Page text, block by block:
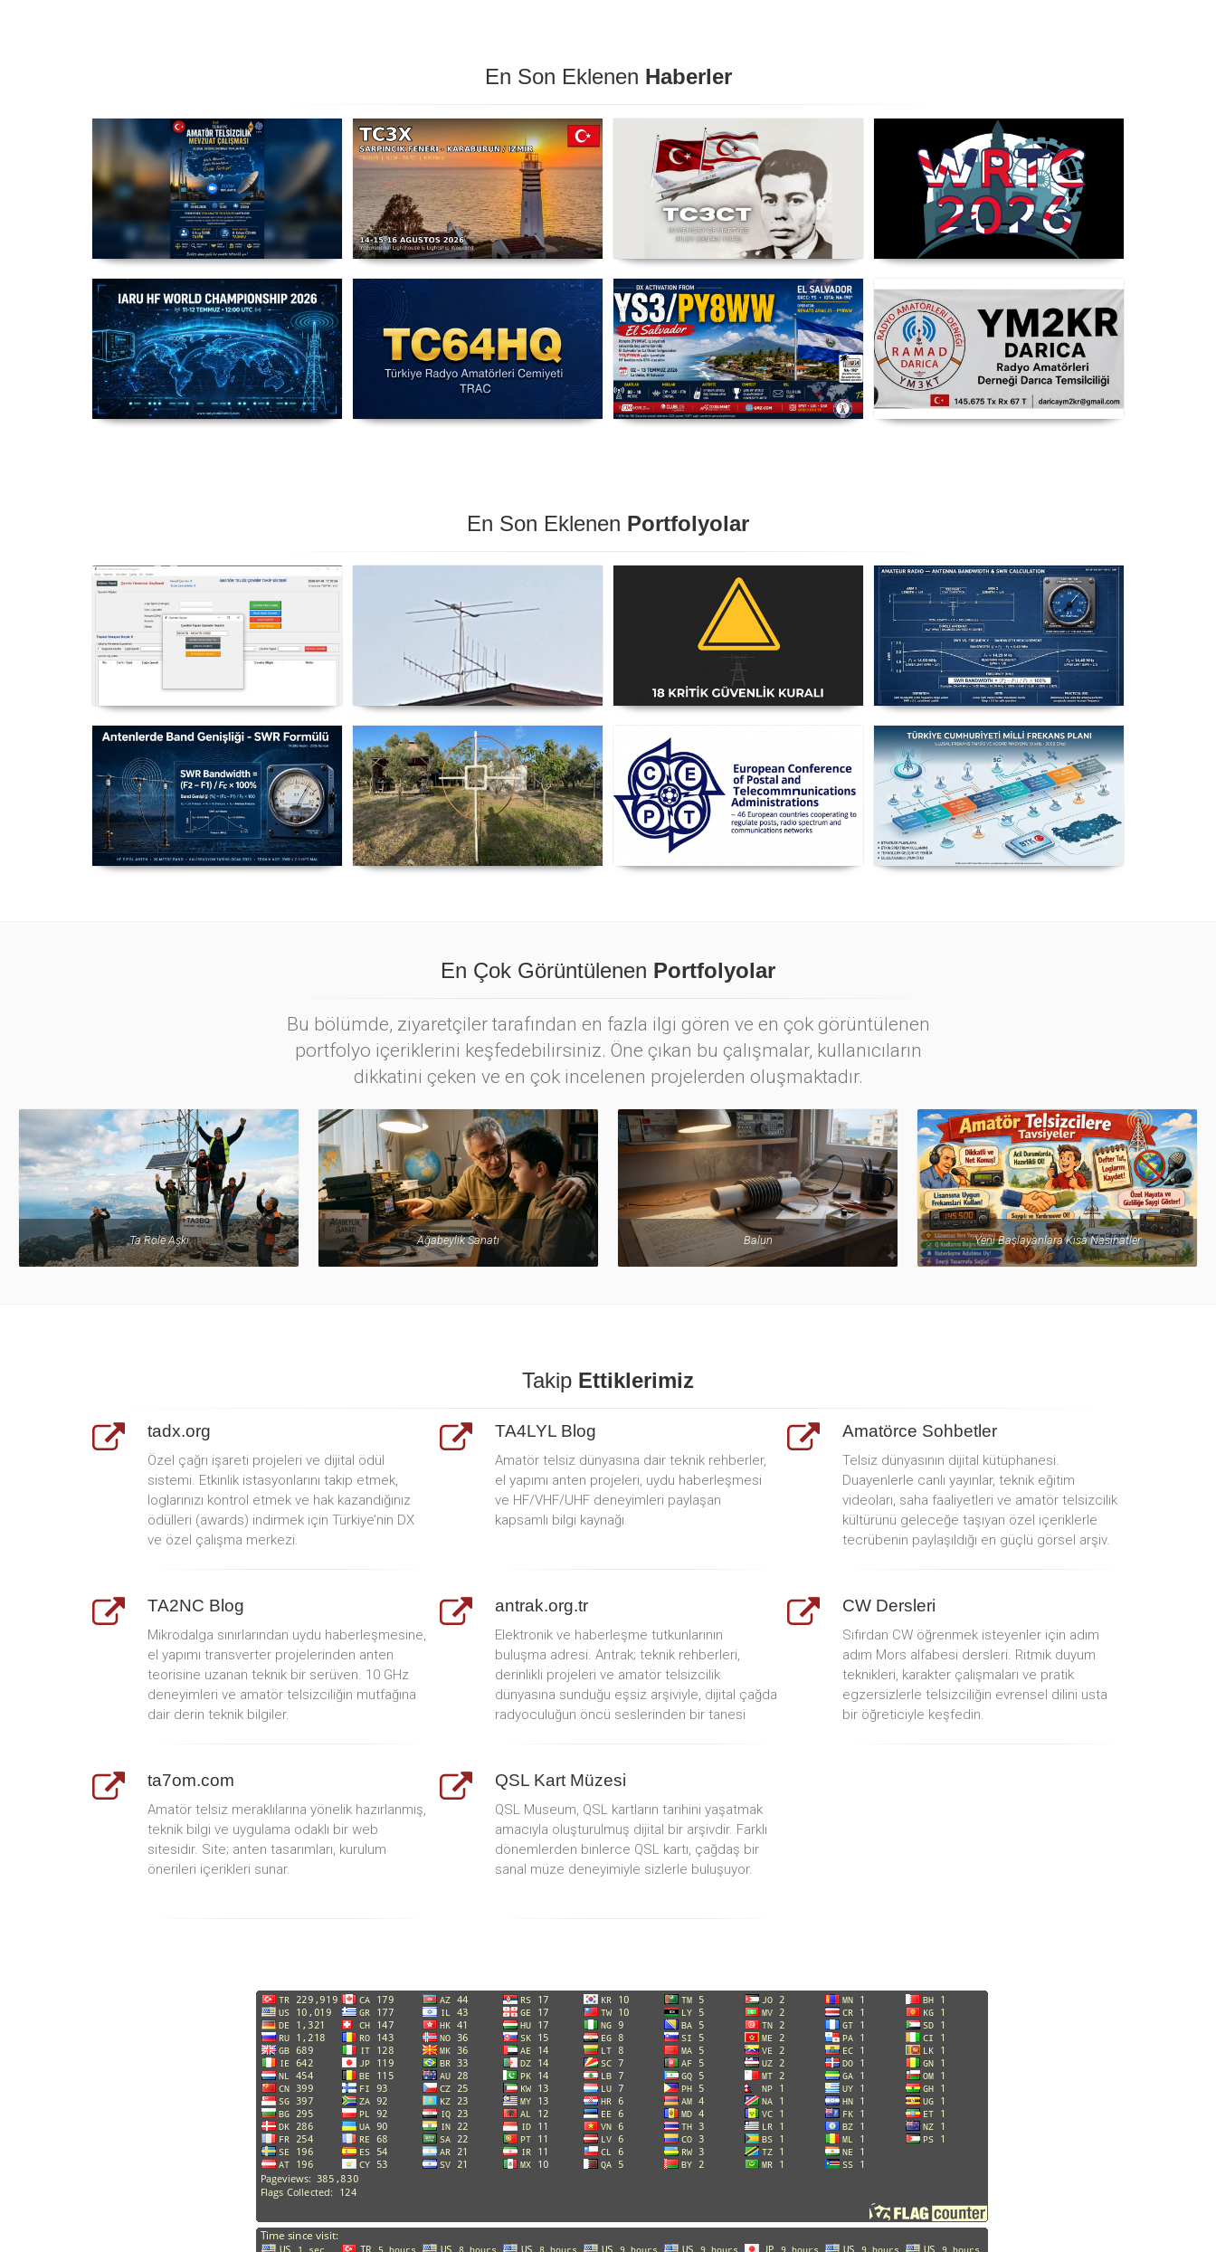
En Son Eklenen Haberler
Amatör Telsizcilik Mevzuat
TC3X - Sarpıncık Feneri'nden
Ağustos 2026 Karaburun
Şehit Pilot Yüzbaşı Cengiz Topel
03 Ağustos - 30 Eylül
WRTC 2026 Şampiyonu Litvanya
IARU HF World Championship
IARU HF Yarışması TC64HQ
YS3/PY8WW Türkiye'den FT8
RAMAD Darıca Temsilciliği
En Son Eklenen Portfolyolar
NexQso Telsiz Çevrim Kayıt
Yagi Anten Yönü Nasıl Belirlenir
Amatör Telsiz İstasyonları
Uzuntel’den Yagi’ye
Seçimi] - 2026 Güncel
Antenlerde Band Genişliği SWR
Manyetik Lup Anten (Magnetic
Posta ve Telekomünikasyon
Milli Frekans Planı
En Çok Görüntülenen Portfolyolar
Bu bölümde, ziyaretçiler tarafından en fazla ilgi gören ve en çok görüntülenen
portfolyo içeriklerini keşfedebilirsiniz. Öne çıkan bu çalışmalar, kullanıcıların
dikkatini çeken ve en çok incelenen projelerden oluşmaktadır.
Ta Röle Aşkı Ağabeylik Sanatı Balun Yeni Başlayanlara Kısa Nasihatler
Takip Ettiklerimiz
tadx.org
Özel çağrı işareti projeleri ve dijital ödül
sistemi. Etkinlik istasyonlarını takip etmek,
loglarınızı kontrol etmek ve hak kazandığınız
ödülleri (awards) indirmek için Türkiye’nin DX
ve özel çalışma merkezi.
TA4LYL Blog
Amatör telsiz dünyasına dair teknik rehberler,
el yapımı anten projeleri, uydu haberleşmesi
ve HF/VHF/UHF deneyimleri paylaşan
kapsamlı bilgi kaynağı.
Amatörce Sohbetler
Telsiz dünyasının dijital kütüphanesi.
Duayenlerle canlı yayınlar, teknik eğitim
videoları, saha faaliyetleri ve amatör telsizcilik
kültürünü geleceğe taşıyan özel içeriklerle
tecrübenin paylaşıldığı en güçlü görsel arşiv.
TA2NC Blog
Mikrodalga sınırlarından uydu haberleşmesine,
el yapımı transverter projelerinden anten
teorisine uzanan teknik bir serüven. 10 GHz
deneyimleri ve amatör telsizciliğin mutfağına
dair derin teknik bilgiler.
antrak.org.tr
Elektronik ve haberleşme tutkunlarının
buluşma adresi. Antrak; teknik rehberleri,
derinlikli projeleri ve amatör telsizcilik
dünyasına sunduğu eşsiz arşiviyle, dijital çağda
radyoculuğun öncü seslerinden bir tanesi
CW Dersleri
Sıfırdan CW öğrenmek isteyenler için adım
adım Mors alfabesi dersleri. Ritmik duyum
teknikleri, karakter çalışmaları ve pratik
egzersizlerle telsizciliğin evrensel dilini usta
bir öğreticiyle keşfedin.
ta7om.com
Amatör telsiz meraklılarına yönelik hazırlanmış,
teknik bilgi ve uygulama odaklı bir web
sitesidir. Site; anten tasarımları, kurulum
önerileri içerikleri sunar.
QSL Kart Müzesi
QSL Museum, QSL kartların tarihini yaşatmak
amacıyla oluşturulmuş dijital bir arşivdir. Farklı
dönemlerden binlerce QSL kartı, çağdaş bir
sanal müze deneyimiyle sizlerle buluşuyor.